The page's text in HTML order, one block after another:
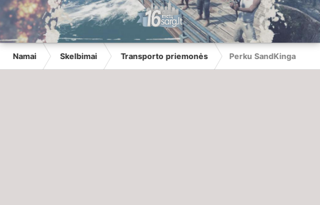
Namai Skelbimai Transporto priemonės Perku SandKinga